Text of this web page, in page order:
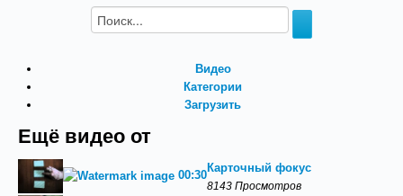
Видео
Категории
Загрузить
Ещё видео от
00:30
Карточный фокус
8143 Просмотров